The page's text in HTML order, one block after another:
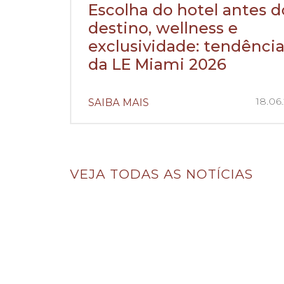
Escolha do hotel antes
destino, wellness e
exclusividade:
da LE Miami 2026
SAIBA MAIS
VEJA TODAS AS NOTÍCIAS